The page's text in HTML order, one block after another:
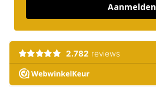
Aanmelden